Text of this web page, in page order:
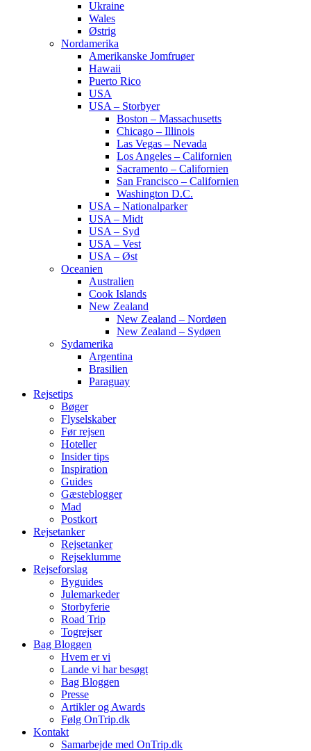
Ukraine
Wales
Østrig
Nordamerika
Amerikanske Jomfruøer
Hawaii
Puerto Rico
USA
USA – Storbyer
Boston – Massachusetts
Chicago – Illinois
Las Vegas – Nevada
Los Angeles – Californien
Sacramento – Californien
San Francisco – Californien
Washington D.C.
USA – Nationalparker
USA – Midt
USA – Syd
USA – Vest
USA – Øst
Oceanien
Australien
Cook Islands
New Zealand
New Zealand – Nordøen
New Zealand – Sydøen
Sydamerika
Argentina
Brasilien
Paraguay
Rejsetips
Bøger
Flyselskaber
Før rejsen
Hoteller
Insider tips
Inspiration
Guides
Gæsteblogger
Mad
Postkort
Rejsetanker
Rejsetanker
Rejseklumme
Rejseforslag
Byguides
Julemarkeder
Storbyferie
Road Trip
Togrejser
Bag Bloggen
Hvem er vi
Lande vi har besøgt
Bag Bloggen
Presse
Artikler og Awards
Følg OnTrip.dk
Kontakt
Samarbejde med OnTrip.dk